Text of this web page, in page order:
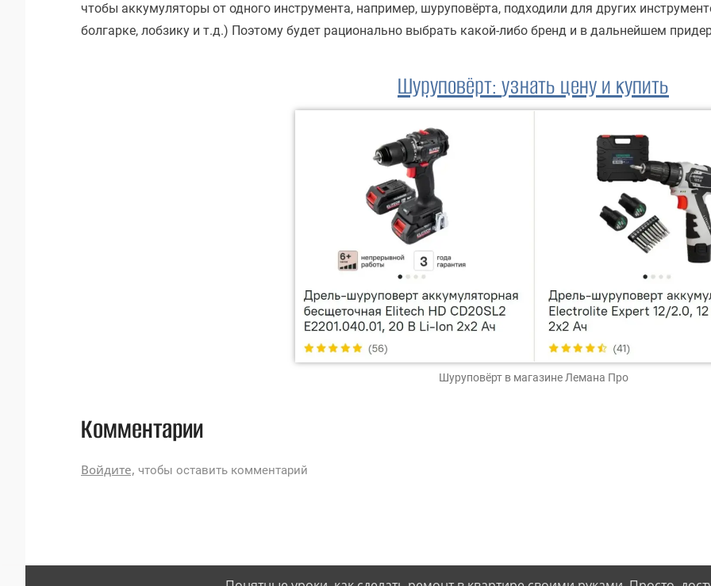
чтобы аккумуляторы от одного инструмента, например, шуруповёрта, подходили для других
болгарке, лобзику и т.д.) Поэтому будет рационально выбрать какой-либо бренд и в дальнейшем
Шуруповёрт: узнать цену и купить
Шуруповёрт в магазине Лемана Про
Комментарии
Войдите, чтобы оставить комментарий